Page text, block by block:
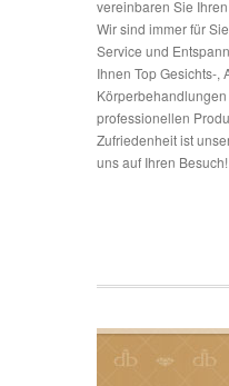
vereinbaren Sie
Wir sind immer für
Service und
Ihnen Top Gesichts-,
professionellen
Zufriedenheit ist
uns auf Ihren